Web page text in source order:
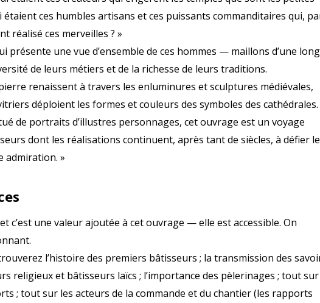
étaient ces humbles artisans et ces puissants commanditaires qui,
réalisé ces merveilles ? »
présente une vue d’ensemble de ces hommes — maillons d’une
de leurs métiers et de la richesse de leurs traditions.
renaissent à travers les enluminures et sculptures médiévales,
déploient les formes et couleurs des symboles des cathédrales.
de portraits d’illustres personnages, cet ouvrage est un voyage
dont les réalisations continuent, après tant de siècles, à défier
admiration. »
c’est une valeur ajoutée à cet ouvrage — elle est accessible. On
l’histoire des premiers bâtisseurs ; la transmission des
religieux et bâtisseurs laïcs ; l’importance des pèlerinages ; tout sur
; tout sur les acteurs de la commande et du chantier (les rapports